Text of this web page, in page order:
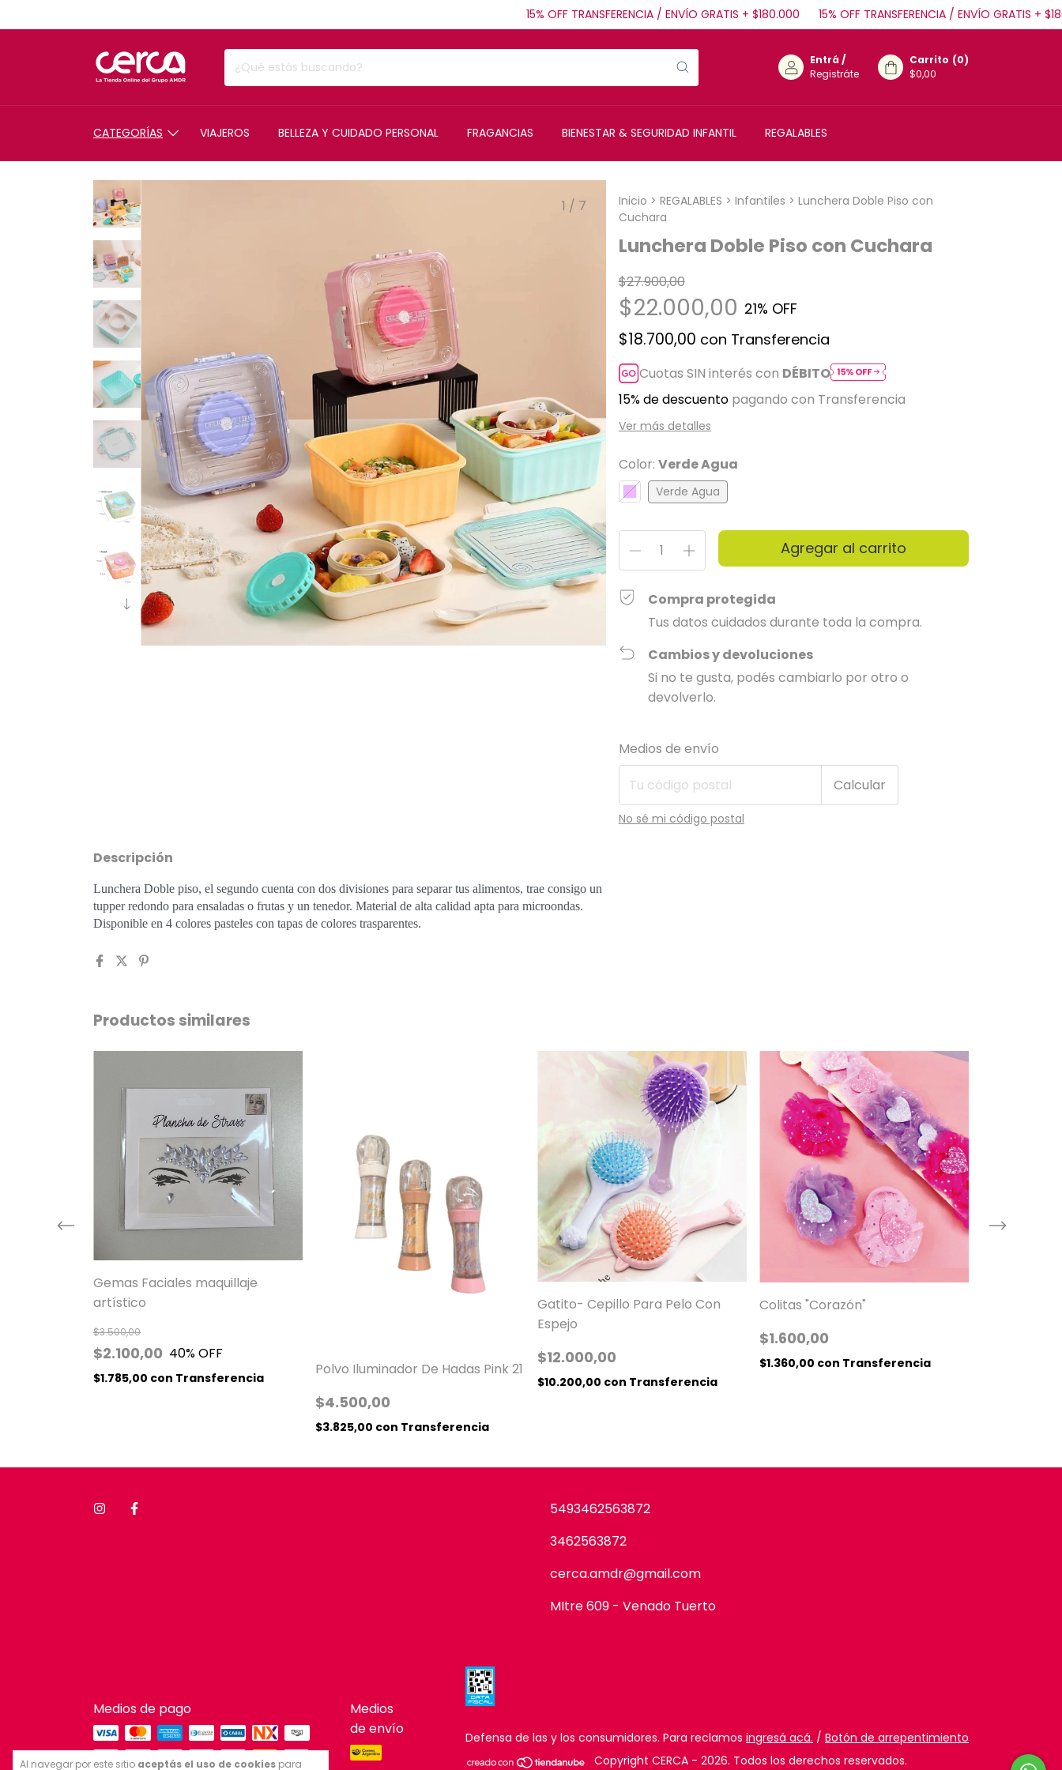
15% OFF TRANSFERENCIA / ENVÍO GRATIS + $180.000 15% OFF TRANSFERENCIA / ENVÍO GRATIS +
Entrá /
Registráte
Carrito (0)
$0,00
CATEGORÍAS VIAJEROS BELLEZA Y CUIDADO PERSONAL FRAGANCIAS BIENESTAR & SEGURIDAD INFANTIL REGALABLES
Al navegar por este sitio aceptás el uso de cookies para
1 / 7 Inicio > REGALABLES > Infantiles > Lunchera Doble Piso con
Cuchara
Lunchera Doble Piso con Cuchara
$27.900,00
$22.000,00 21% OFF
$18.700,00 con Transferencia
Cuotas SIN interés con DÉBITO
15% de descuentopagando con Transferencia
Ver más detalles
Color: Verde Agua
Verde Agua
Compra protegida
Tus datos cuidados durante toda la compra.
Cambios y devoluciones
Si no te gusta, podés cambiarlo por otro o
devolverlo.
Entregas para el CP:
Medios de envío
Calcular
No sé mi código postal
Descripción
Lunchera Doble piso, el segundo cuenta con dos divisiones para separar tus alimentos, trae consigo un
tupper redondo para ensaladas o frutas y un tenedor. Material de alta calidad apta para microondas.
Disponible en 4 colores pasteles con tapas de colores trasparentes.
Productos similares
Gemas Faciales maquillaje
artístico
$2.100,00
$3.500,00
40% OFF
$1.785,00 con Transferencia Polvo Iluminador De Hadas Pink 21
$4.500,00
$3.825,00 con Transferencia
Gatito- Cepillo Para Pelo Con
Espejo
$12.000,00
$10.200,00 con Transferencia
Colitas "Corazón"
$1.600,00
$1.360,00 con Transferencia
5493462563872
3462563872
cerca.amdr@gmail.com
MItre 609 - Venado Tuerto
Medios de pago
Medios
de envío
Defensa de las y los consumidores. Para reclamos ingresá acá. / Botón de arrepentimiento
Copyright CERCA - 2026. Todos los derechos reservados.